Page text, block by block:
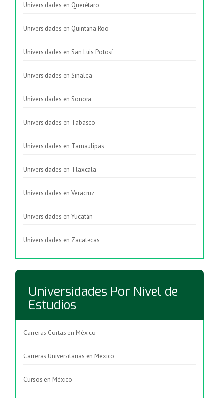
Universidades en Querétaro
Universidades en Quintana Roo
Universidades en San Luis Potosí
Universidades en Sinaloa
Universidades en Sonora
Universidades en Tabasco
Universidades en Tamaulipas
Universidades en Tlaxcala
Universidades en Veracruz
Universidades en Yucatán
Universidades en Zacatecas
Universidades Por Nivel de
Estudios
Carreras Cortas en México
Carreras Universitarias en México
Cursos en México